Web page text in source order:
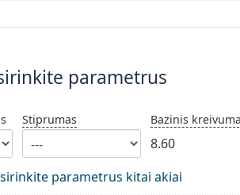
parametrus
parametrus
Stiprumas Bazinis
8.60
parametrus kitai akiai